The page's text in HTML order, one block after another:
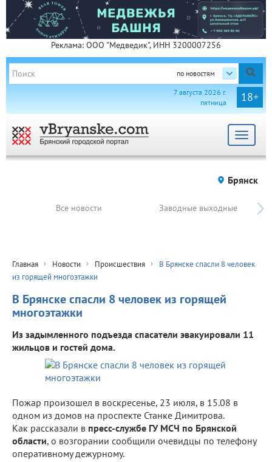
Реклама: ООО "Медведик", ИНН 3200007256
по новостям
18+
7 августа 2026 г.
пятница
Toggle
Брянск
Все новости Заводные выходные
Главная Новости Происшествия
В Брянске спасли 8 человек
из горящей многоэтажки
В Брянске спасли 8 человек из горящей
многоэтажки
Из задымленного подъезда спасатели эвакуировали 11
жильцов и гостей дома.
Пожар произошел в воскресенье, 23 июля, в 15.08 в
одном из домов на проспекте Станке Димитрова.
Как рассказали в пресс-службе ГУ МСЧ по Брянской
области, о возгорании сообщили очевидцы по телефону
оперативному дежурному.